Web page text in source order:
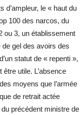
d’ampleur, le « haut du
100 des narcos, du
ou 3, un établissement
gel des avoirs des
statut de « repenti »,
utile. L’absence
moyens que l’armée
de retrait actée
précédent ministre de